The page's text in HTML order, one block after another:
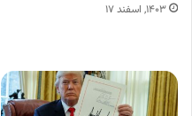
۱۴۰۳, اسفند ۱۷